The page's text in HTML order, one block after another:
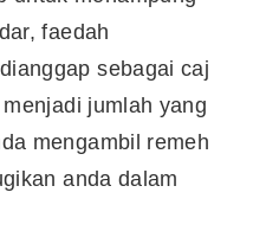
faedah
sebagai caj
jumlah yang
mengambil remeh
anda dalam